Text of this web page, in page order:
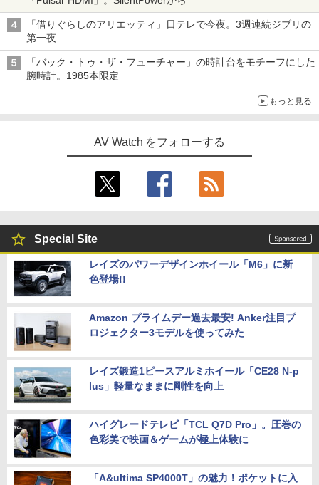
「借りぐらしのアリエッティ」日テレで今夜。3週連続ジブリの
第一夜
「バック・トゥ・ザ・フューチャー」の時計台をモチーフにした
腕時計。1985本限定
もっと見る
AV Watch をフォローする
Special Site
レイズのパワーデザインホイール「M6」に新
色登場!!
Amazon プライムデー過去最安! Anker注目プ
ロジェクター3モデルを使ってみた
レイズ鍛造1ピースアルミホイール「CE28 N-p
lus」軽量なままに剛性を向上
ハイグレードテレビ「TCL Q7D Pro」。圧巻の
色彩美で映画＆ゲームが極上体験に
「A&ultima SP4000T」の魅力！ポケットに入